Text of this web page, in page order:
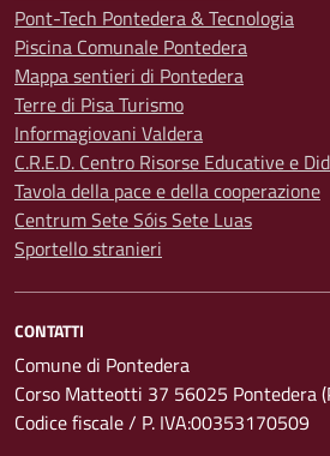
Pont-Tech Pontedera & Tecnologia
Piscina Comunale Pontedera
Mappa sentieri di Pontedera
Terre di Pisa Turismo
Informagiovani Valdera
C.R.E.D. Centro Risorse Educative e
Tavola della pace e della cooperazione
Centrum Sete Sóis Sete Luas
Sportello stranieri
CONTATTI
Comune di Pontedera
Corso Matteotti 37 56025 Pontedera
Codice fiscale / P. IVA:00353170509